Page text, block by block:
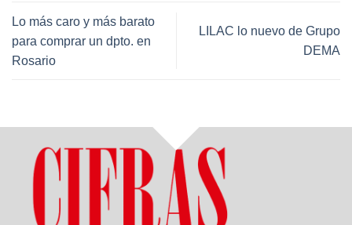
Lo más caro y más barato
para comprar un dpto. en
Rosario
LILAC lo nuevo de Grupo
DEMA